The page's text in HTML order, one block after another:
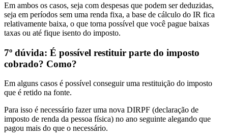
Em ambos os casos, seja com despesas que podem ser deduzidas,
seja em períodos sem uma renda fixa, a base de cálculo do IR fica
relativamente baixa, o que torna possível que você pague baixas
taxas ou até fique isento do imposto.
7º dúvida: É possível restituir parte do imposto
cobrado? Como?
Em alguns casos é possível conseguir uma restituição do imposto
que é retido na fonte.
Para isso é necessário fazer uma nova DIRPF (declaração de
imposto de renda da pessoa física) no ano seguinte alegando que
pagou mais do que o necessário.